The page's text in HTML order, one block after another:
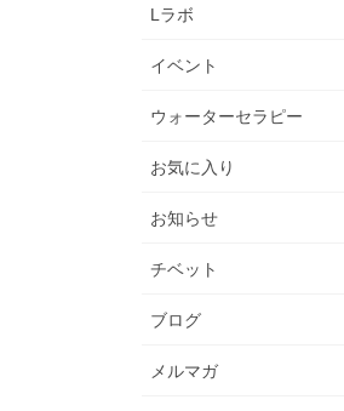
Lラボ
イベント
ウォーターセラピー
お気に入り
お知らせ
チベット
ブログ
メルマガ